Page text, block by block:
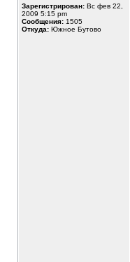
Зарегистрирован: Вс фев 22,
2009 5:15 pm
Сообщения: 1505
Откуда: Южное Бутово